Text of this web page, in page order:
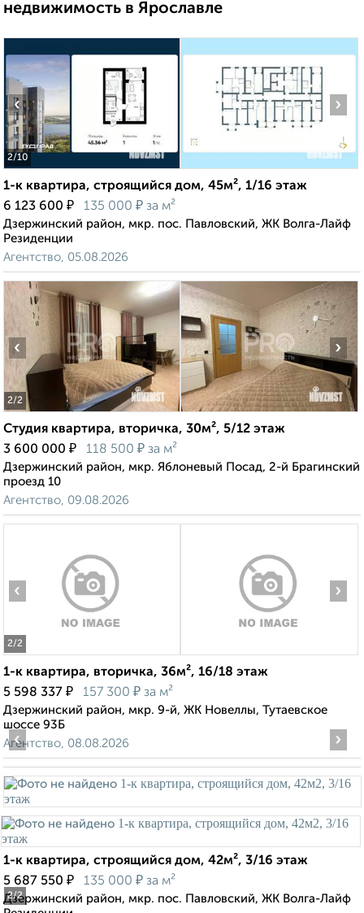
недвижимость в Ярославле
2/10
‹ ›
1-к квартира, строящийся дом, 45м², 1/16 этаж
6 123 600 ₽ 135 000 ₽ за м²
Дзержинский район, мкр. пос. Павловский, ЖК Волга-Лайф
Резиденции
Агентство, 05.08.2026
2/2
‹ ›
Студия квартира, вторичка, 30м², 5/12 этаж
3 600 000 ₽ 118 500 ₽ за м²
Дзержинский район, мкр. Яблоневый Посад, 2-й Брагинский
проезд 10
Агентство, 09.08.2026
2/2
‹ ›
1-к квартира, вторичка, 36м², 16/18 этаж
5 598 337 ₽ 157 300 ₽ за м²
Дзержинский район, мкр. 9-й, ЖК Новеллы, Тутаевское
шоссе 93Б
Агентство, 08.08.2026
2/2
‹ ›
1-к квартира, строящийся дом, 42м², 3/16 этаж
5 687 550 ₽ 135 000 ₽ за м²
Дзержинский район, мкр. пос. Павловский, ЖК Волга-Лайф